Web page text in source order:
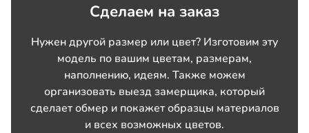
Сделаем на заказ
Нужен другой размер или цвет? Изготовим эту
модель по вашим цветам, размерам,
наполнению, идеям. Также можем
организовать выезд замерщика, который
сделает обмер и покажет образцы материалов
и всех возможных цветов.